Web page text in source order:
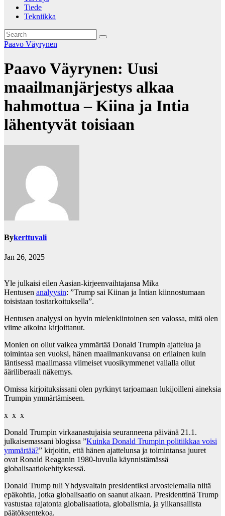
Tiede
Tekniikka
Paavo Väyrynen
Paavo Väyrynen: Uusi
maailmanjärjestys alkaa
hahmottua – Kiina ja Intia
lähentyvät toisiaan
Bykerttuvali
Jan 26, 2025
Yle julkaisi eilen Aasian-kirjeenvaihtajansa Mika
Hentusen analyysin: ”Trump sai Kiinan ja Intian kiinnostumaan
toisistaan tositarkoituksella”.
Hentusen analyysi on hyvin mielenkiintoinen sen valossa, mitä olen
viime aikoina kirjoittanut.
Monien on ollut vaikea ymmärtää Donald Trumpin ajattelua ja
toimintaa sen vuoksi, hänen maailmankuvansa on erilainen kuin
läntisessä maailmassa viimeiset vuosikymmenet vallalla ollut
ääriliberaali näkemys.
Omissa kirjoituksissani olen pyrkinyt tarjoamaan lukijoilleni aineksia
Trumpin ymmärtämiseen.
x x x
Donald Trumpin virkaanastujaisia seuranneena päivänä 21.1.
julkaisemassani blogissa ”Kuinka Donald Trumpin politiikkaa voisi
ymmärtää?” kirjoitin, että hänen ajattelunsa ja toimintansa juuret
ovat Ronald Reaganin 1980-luvulla käynnistämässä
globalisaatiokehityksessä.
Donald Trump tuli Yhdysvaltain presidentiksi arvostelemalla niitä
epäkohtia, jotka globalisaatio on saanut aikaan. Presidenttinä Trump
vastustaa rajatonta globalisaatiota, globalismia, ja ylikansallista
päätöksentekoa.